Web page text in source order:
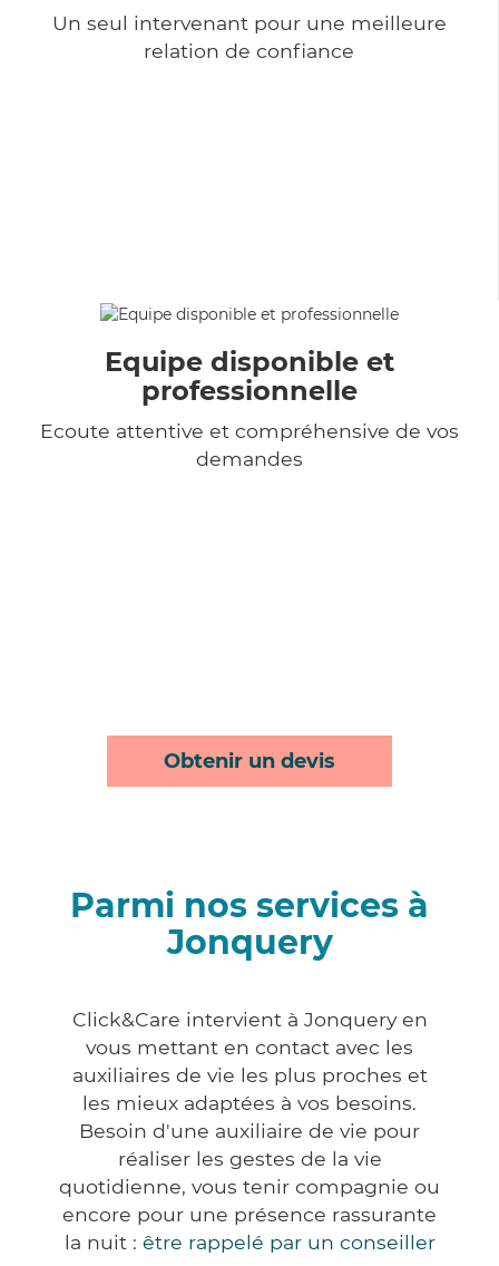
Un seul intervenant pour une meilleure
relation de confiance
Equipe disponible et
professionnelle
Ecoute attentive et compréhensive de vos
demandes
Obtenir un devis
Parmi nos services à
Jonquery
Click&Care intervient à Jonquery en
vous mettant en contact avec les
auxiliaires de vie les plus proches et
les mieux adaptées à vos besoins.
Besoin d'une auxiliaire de vie pour
réaliser les gestes de la vie
quotidienne, vous tenir compagnie ou
encore pour une présence rassurante
la nuit : être rappelé par un conseiller